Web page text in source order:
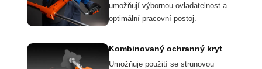
umožňují výbornou ovladatelnost a
optimální pracovní postoj.
Kombinovaný ochranný kryt
Umožňuje použití se strunovou